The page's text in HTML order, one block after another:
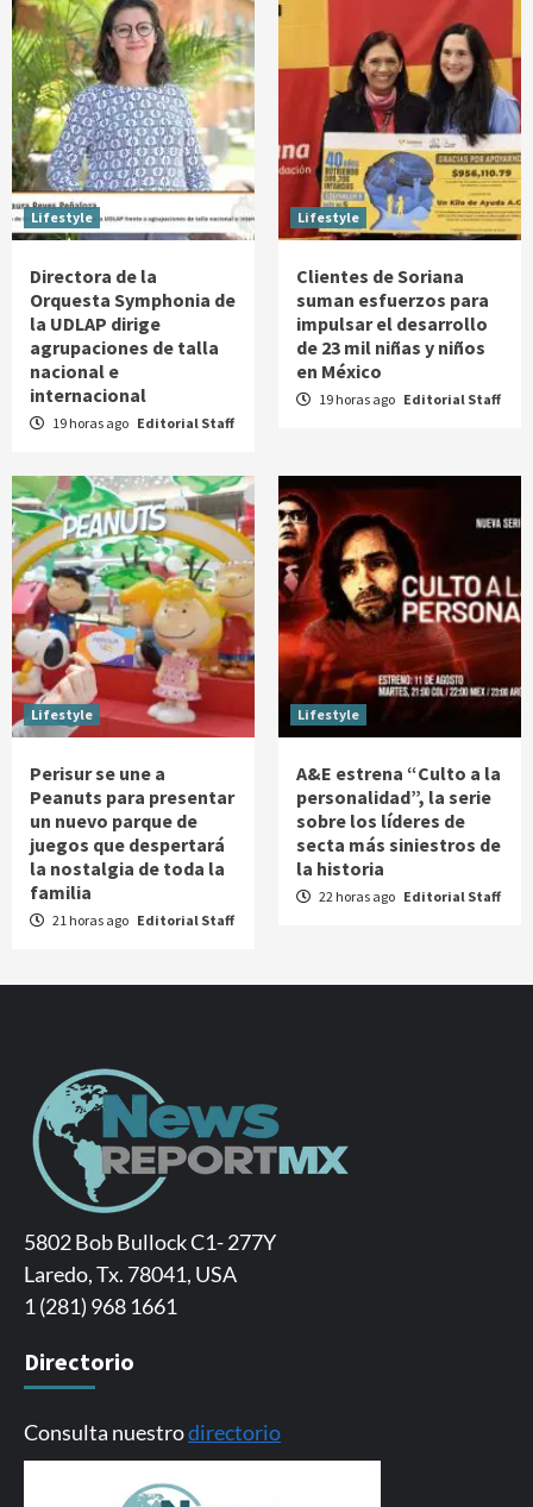
Lifestyle
Directora de la
Orquesta Symphonia de
la UDLAP dirige
agrupaciones de talla
nacional e
internacional
19 horas ago Editorial Staff
Lifestyle
Clientes de Soriana
suman esfuerzos para
impulsar el desarrollo
de 23 mil niñas y niños
en México
19 horas ago Editorial Staff
Lifestyle
Perisur se une a
Peanuts para presentar
un nuevo parque de
juegos que despertará
la nostalgia de toda la
familia
21 horas ago Editorial Staff
Lifestyle
A&E estrena “Culto a la
personalidad”, la serie
sobre los líderes de
secta más siniestros de
la historia
22 horas ago Editorial Staff
5802 Bob Bullock C1- 277Y
Laredo, Tx. 78041, USA
1 (281) 968 1661
Directorio
Consulta nuestrodirectorio